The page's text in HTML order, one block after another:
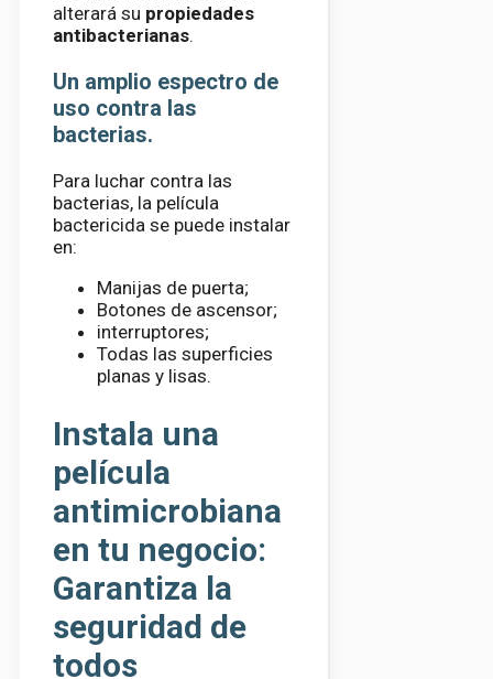
alterará su propiedades
antibacterianas.
Un amplio espectro de
uso contra las
bacterias.
Para luchar contra las
bacterias, la película
bactericida se puede instalar
en:
Manijas de puerta;
Botones de ascensor;
interruptores;
Todas las superficies
planas y lisas.
Instala una
película
antimicrobiana
en tu negocio:
Garantiza la
seguridad de
todos